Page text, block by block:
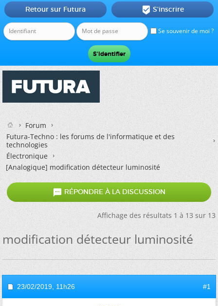
Se souvenir de moi ?
Retour sur Futura  S'inscrire
Forum
Futura-Techno : les forums de l'informatique et des
technologies
Électronique
[Analogique] modification détecteur luminosité
 RÉPONDRE À LA DISCUSSION
Affichage des résultats 1 à 13 sur 13
modification détecteur luminosité
23/02/2019, 11h26 #1